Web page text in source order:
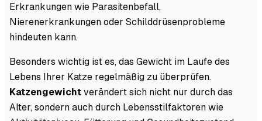
Erkrankungen wie Parasitenbefall,
Nierenerkrankungen oder Schilddrüsenprobleme
hindeuten kann.
Besonders wichtig ist es, das Gewicht im Laufe des
Lebens Ihrer Katze regelmäßig zu überprüfen.
Katzengewicht verändert sich nicht nur durch das
Alter, sondern auch durch Lebensstilfaktoren wie